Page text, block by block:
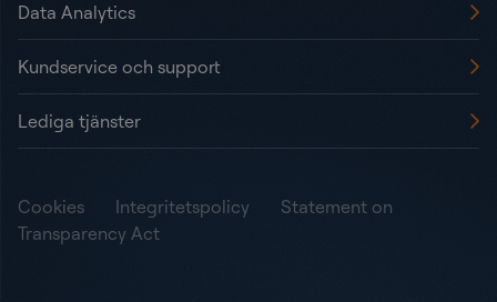
Data Analytics
Kundservice och support
Lediga tjänster
Cookies Integritetspolicy
Statement on
Transparency Act